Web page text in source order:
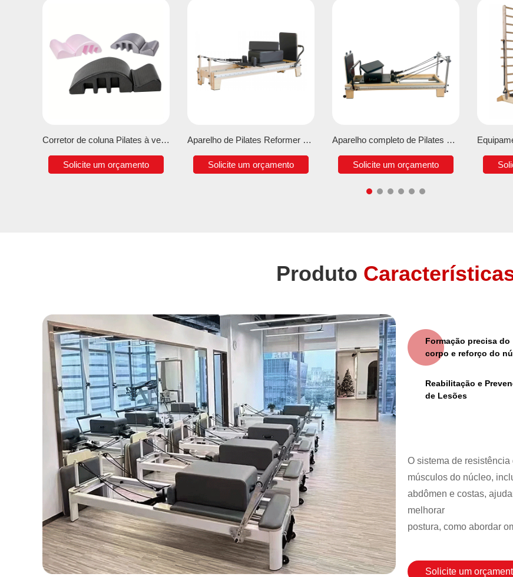
Corretor de coluna Pilates à venda
Solicite um orçamento
Aparelho de Pilates Reformer em Madeira de Bordo
Solicite um orçamento
Aparelho completo de Pilates Reformer
Solicite um orçamento
Produto
Formação precisa do
corpo e reforço do
Reabilitação e
de Lesões
O sistema de
músculos do núcleo,
abdômen e costas,
melhorar
postura, como abordar
Solicite um